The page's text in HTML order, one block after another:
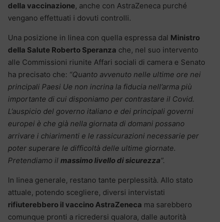
della vaccinazione, anche con AstraZeneca purché
vengano effettuati i dovuti controlli.
Una posizione in linea con quella espressa dal Ministro
della Salute Roberto Speranza che, nel suo intervento
alle Commissioni riunite Affari sociali di camera e Senato
ha precisato che: “Quanto avvenuto nelle ultime ore nei
principali Paesi Ue non incrina la fiducia nell’arma più
importante di cui disponiamo per contrastare il Covid.
L’auspicio del governo italiano e dei principali governi
europei è che già nella giornata di domani possano
arrivare i chiarimenti e le rassicurazioni necessarie per
poter superare le difficoltà delle ultime giornate.
Pretendiamo il massimo livello di sicurezza”.
In linea generale, restano tante perplessità. Allo stato
attuale, potendo scegliere, diversi intervistati
rifiuterebbero il vaccino AstraZeneca ma sarebbero
comunque pronti a ricredersi qualora, dalle autorità